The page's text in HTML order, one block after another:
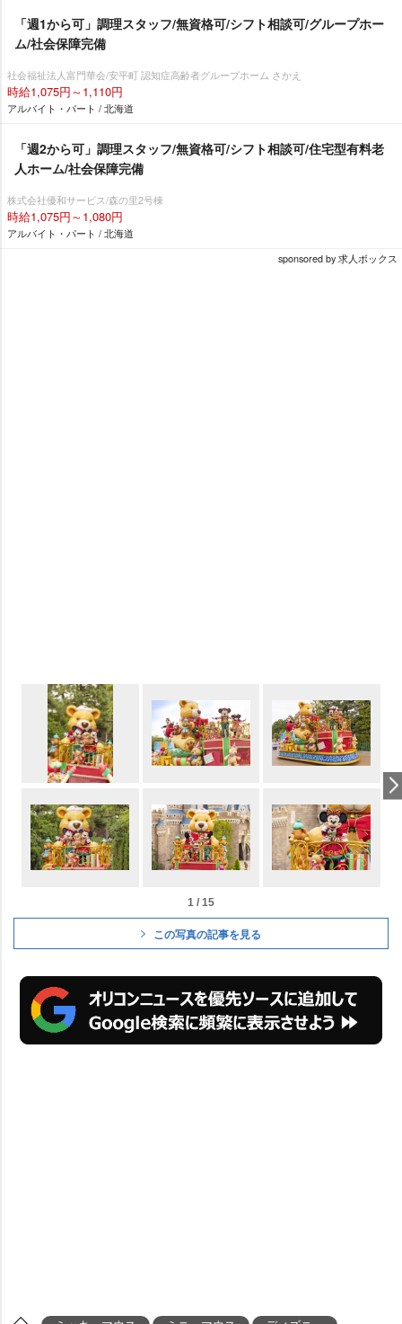
「週1から可」調理スタッフ/無資格可/シフト相談可/グループホー
ム/社会保障完備
社会福祉法人富門華会/安平町 認知症高齢者グループホーム さかえ
時給1,075円～1,110円
アルバイト・パート / 北海道
「週2から可」調理スタッフ/無資格可/シフト相談可/住宅型有料老
人ホーム/社会保障完備
株式会社優和サービス/森の里2号棟
時給1,075円～1,080円
アルバイト・パート / 北海道
sponsored by 求人ボックス
1 / 15
この写真の記事を見る